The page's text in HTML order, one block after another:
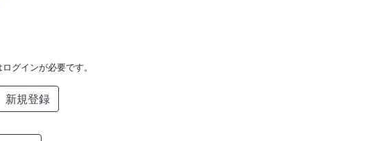
グインが必要です。
新規登録